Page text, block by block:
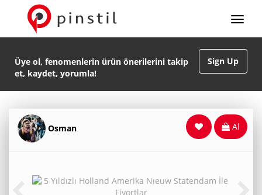
Sign Up
Üye ol, fenomenlerin ürün önerilerini takip
et, kaydet, yorumla!
Osman Al